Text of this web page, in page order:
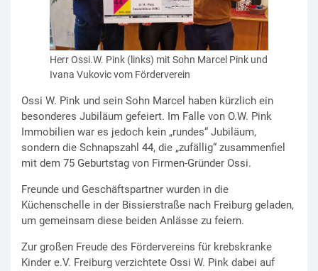
Herr Ossi.W. Pink (links) mit Sohn Marcel Pink und
Ivana Vukovic vom Förderverein
Ossi W. Pink und sein Sohn Marcel haben kürzlich ein
besonderes Jubiläum gefeiert. Im Falle von O.W. Pink
Immobilien war es jedoch kein „rundes“ Jubiläum,
sondern die Schnapszahl 44, die „zufällig“ zusammenfiel
mit dem 75 Geburtstag von Firmen-Gründer Ossi.
Freunde und Geschäftspartner wurden in die
Küchenschelle in der Bissierstraße nach Freiburg geladen,
um gemeinsam diese beiden Anlässe zu feiern.
Zur großen Freude des Fördervereins für krebskranke
Kinder e.V. Freiburg verzichtete Ossi W. Pink dabei auf